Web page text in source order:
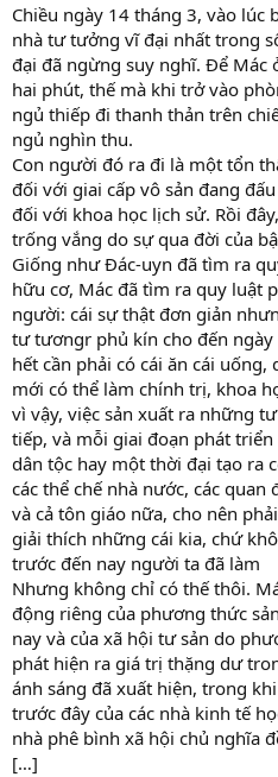
Chiều ngày 14 tháng 3, vào
nhà tư tưởng vĩ đại nhất trong
đại đã ngừng suy nghĩ. Để Mác
hai phút, thế mà khi trở vào
ngủ thiếp đi thanh thản trên
ngủ nghìn thu.
Con người đó ra đi là một tổn
đối với giai cấp vô sản đang
đối với khoa học lịch sử. Rồi
trống vắng do sự qua đời của
Giống như Đác-uyn đã tìm ra
hữu cơ, Mác đã tìm ra quy luật
người: cái sự thật đơn giản
tư tươngr phủ kín cho đến
hết cần phải có cái ăn cái
mới có thể làm chính trị, khoa
vì vậy, việc sản xuất ra những
tiếp, và mỗi giai đoạn phát
dân tộc hay một thời đại tạo ra
các thể chế nhà nước, các
và cả tôn giáo nữa, cho nên
giải thích những cái kia, chứ
trước đến nay người ta đã làm
Nhưng không chỉ có thế thôi.
động riêng của phương thức
nay và của xã hội tư sản do
phát hiện ra giá trị thặng dư
ánh sáng đã xuất hiện, trong
trước đây của các nhà kinh tế
nhà phê bình xã hội chủ nghĩa
[…]